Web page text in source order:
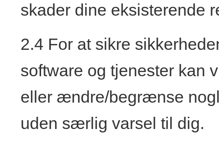
skader dine eksisterende
2.4 For at sikre
software og tjenester kan
eller ændre/begrænse
uden særlig varsel til dig.